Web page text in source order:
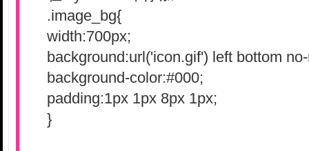
.image_bg{
width:700px;
background:url('icon.gif') left bottom
background-color:#000;
padding:1px 1px 8px 1px;
}